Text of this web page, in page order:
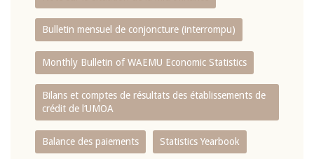
Bulletin mensuel de conjoncture (interrompu)
Monthly Bulletin of WAEMU Economic Statistics
Bilans et comptes de résultats des établissements de
crédit de l‘UMOA
Balance des paiements Statistics Yearbook